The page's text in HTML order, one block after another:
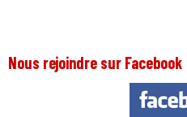
Nous rejoindre sur Facebook